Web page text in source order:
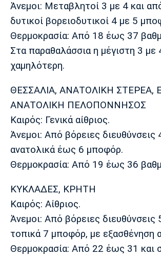
Μπορούσια
Ντόρτμουντ
Παρί Σεν
Ζερμέν
Αστέρας
Πόρτο
Άνεμοι: Μεταβλητοί 3 με 4 και
δυτικοί βορειοδυτικοί 4 με 5
Θερμοκρασία: Από 18 έως 37
Στα παραθαλάσσια η μέγιστη 3 με
χαμηλότερη.
ΘΕΣΣΑΛΙΑ, ΑΝΑΤΟΛΙΚΗ ΣΤΕΡΕΑ,
ΑΝΑΤΟΛΙΚΗ ΠΕΛΟΠΟΝΝΗΣΟΣ
Καιρός: Γενικά αίθριος.
Άνεμοι: Από βόρειες διευθύνσεις
ανατολικά έως 6 μποφόρ.
Θερμοκρασία: Από 19 έως 36
ΚΥΚΛΑΔΕΣ, ΚΡΗΤΗ
Καιρός: Αίθριος.
Άνεμοι: Από βόρειες διευθύνσεις
τοπικά 7 μποφόρ, με εξασθένηση
Θερμοκρασία: Από 22 έως 31 και